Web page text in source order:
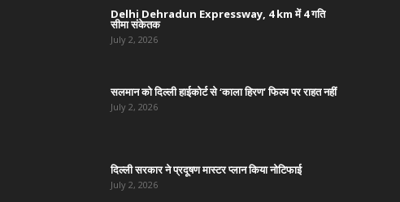
Delhi Dehradun Expressway, 4 km में 4 गति
सीमा संकेतक
July 2, 2026
सलमान को दिल्ली हाईकोर्ट से ‘काला हिरण’ फिल्म पर राहत नहीं
July 2, 2026
दिल्ली सरकार ने प्रदूषण मास्टर प्लान किया नोटिफाई
July 2, 2026